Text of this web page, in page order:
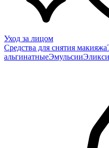
Уход за лицом
Средства для снятия макияжа
альгинатныеЭмульсии